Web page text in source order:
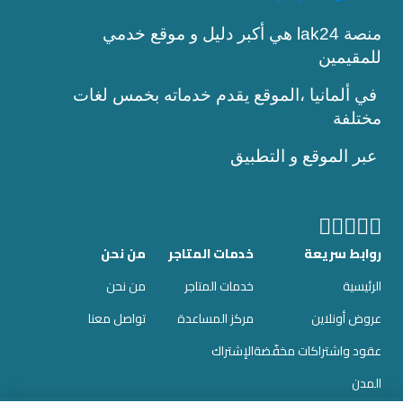
منصة lak24 هي أكبر دليل و موقع خدمي
للمقيمين
في ألمانيا ،الموقع يقدم خدماته بخمس لغات
مختلفة
عبر الموقع و التطبيق
روابط سريعة
الرئيسية
عروض أونلاين
عقود واشتراكات مخفّضة
المدن
خدمات المتاجر
خدمات المتاجر
مركز المساعدة
الإشتراك
من نحن
من نحن
تواصل معنا